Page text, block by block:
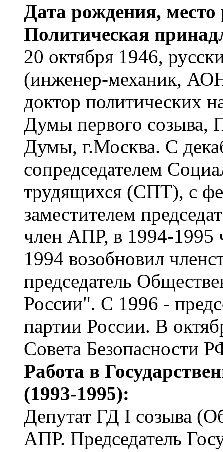
Дата рождения,
Политическая
20 октября 1946,
(инженер-механик,
доктор политических
Думы первого созыва,
Думы, г.Москва. С
сопредседателем
трудящихся (СПТ), с
заместителем
член АПР, в 1994-
1994 возобновил
председатель
России". С 1996 -
партии России. В
Совета Безопасности
Работа в
(1993-1995):
Депутат ГД I созыва
АПР. Председатель